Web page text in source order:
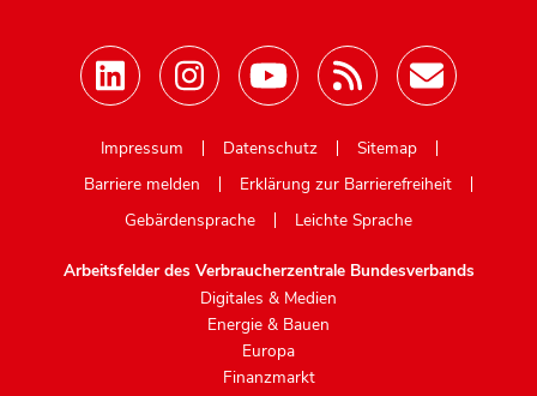
Impressum
Datenschutz
Sitemap
Barriere melden
Erklärung zur Barrierefreiheit
Gebärdensprache
Leichte Sprache
Arbeitsfelder des Verbraucherzentrale Bundesverbands
Digitales & Medien
Energie & Bauen
Europa
Finanzmarkt